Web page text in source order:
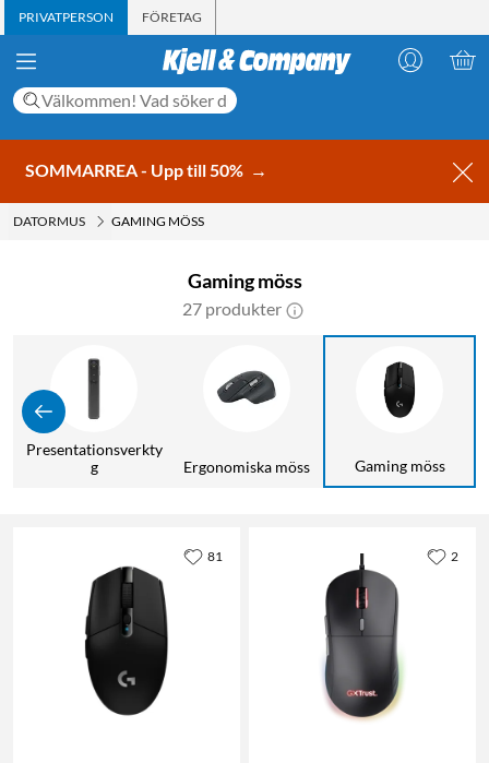
PRIVATPERSON FÖRETAG
SOMMARREA - Upp till 50% →
DATORMUS GAMING MÖSS
Gaming möss
27 produkter
Presentationsverkty
g
Ergonomiska möss Gaming möss
81 2